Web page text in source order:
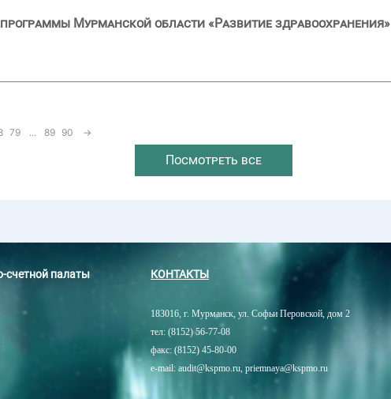
Мурманской области «Развитие здравоохранения»
79 ... 89 90 →
Посмотреть все
счетной палаты
КОНТАКТЫ
183016, г. Мурманск, ул. Софьи Перовской, дом 2
тел: (8152) 56-77-08
факс: (8152) 45-80-00
e-mail: audit@kspmo.ru, priemnaya@kspmo.ru